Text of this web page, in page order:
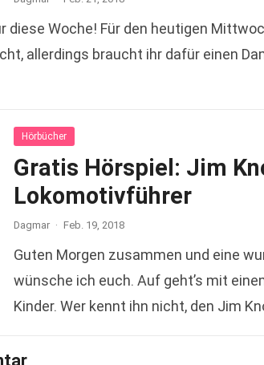
diese Woche! Für den heutigen
allerdings braucht ihr dafür einen
Hörbücher
Gratis Hörspiel: Jim
Lokomotivführer
Dagmar · Feb. 19, 2018
Guten Morgen zusammen und eine
wünsche ich euch. Auf geht’s mit
Kinder. Wer kennt ihn nicht, den Jim